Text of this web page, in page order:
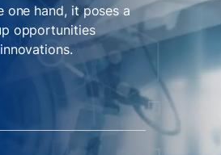
one hand, it poses a
opportunities
the well-
rolled out across
to speed up